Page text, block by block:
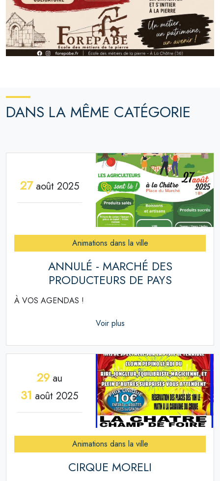
DANS LA MÊME CATÉGORIE
27août 2025
Animations dans la ville
ANNULÉ - MARCHÉ DES
PRODUCTEURS DE PAYS
À VOS AGENDAS !
Voir plus
29au
31 août 2025
Animations dans la ville
CIRQUE MORELI